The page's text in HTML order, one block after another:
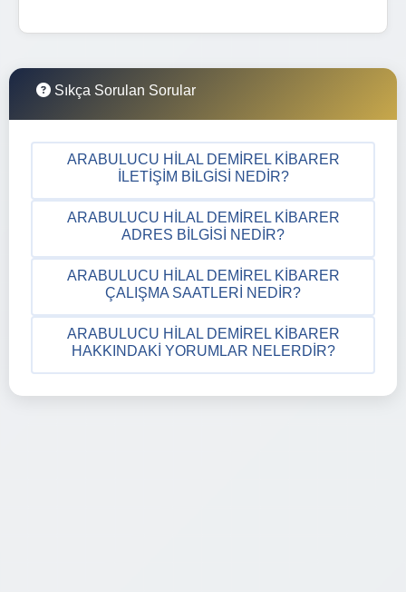
Sıkça Sorulan Sorular
ARABULUCU HILAL DEMIREL KIBARER
İLETIŞIM BILGISI NEDIR?
ARABULUCU HILAL DEMIREL KIBARER
ADRES BILGISI NEDIR?
ARABULUCU HILAL DEMIREL KIBARER
ÇALIŞMA SAATLERI NEDIR?
ARABULUCU HILAL DEMIREL KIBARER
HAKKINDAKI YORUMLAR NELERDIR?